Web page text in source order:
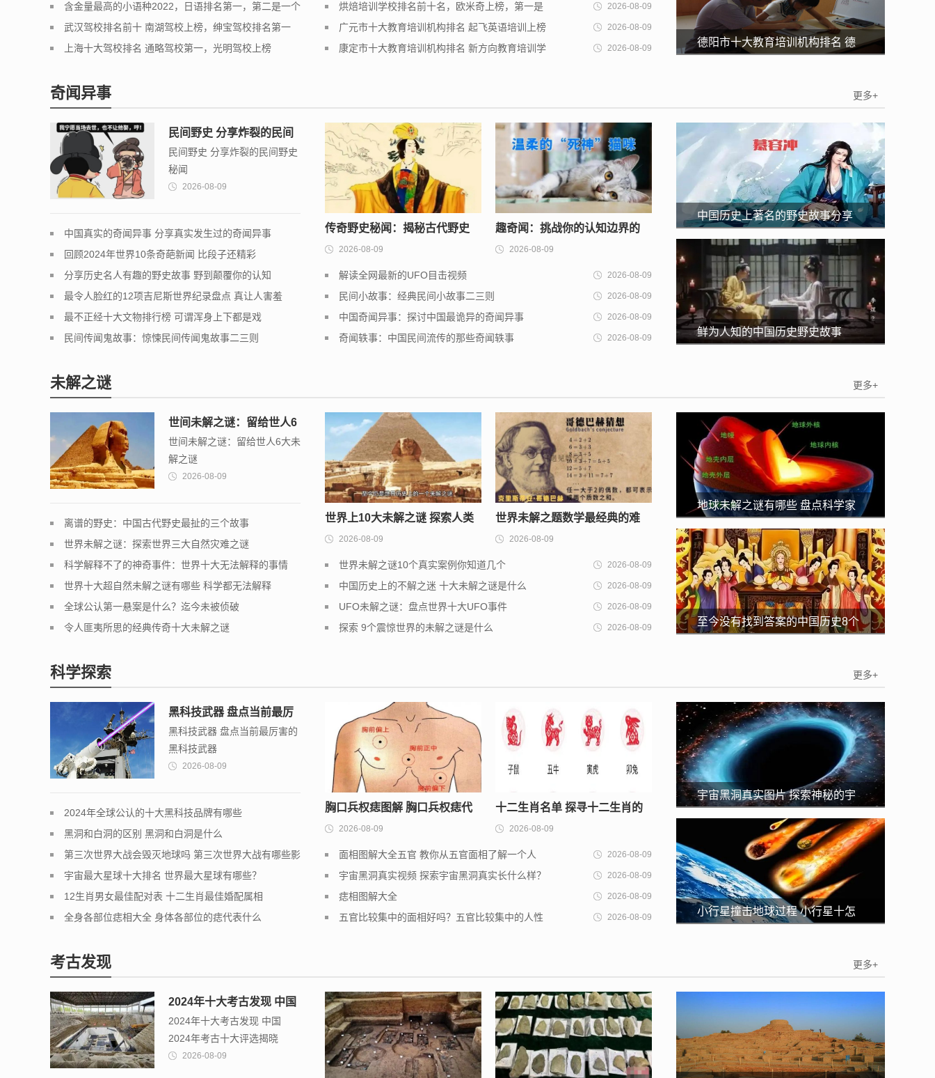
十名
含金量最高的小语种2022，日语排名第一，第二是一个
浪漫的语种
武汉驾校排名前十 南湖驾校上榜，绅宝驾校排名第一
上海十大驾校排名 通略驾校第一，光明驾校上榜
二在中国仅有不到900人
2026-08-09
烘焙培训学校排名前十名，欧米奇上榜，第一是
诞生于法国
2026-08-09
广元市十大教育培训机构排名 起飞英语培训上榜
第五提高注意力
2026-08-09
康定市十大教育培训机构排名 新方向教育培训学
德阳市十大教育培训机构排名 德
奇闻异事 更多+
民间野史 分享炸裂的民间
野史秘闻
民间野史 分享炸裂的民间野史
秘闻
2026-08-09
中国真实的奇闻异事 分享真实发生过的奇闻异事
回顾2024年世界10条奇葩新闻 比段子还精彩
分享历史名人有趣的野史故事 野到颠覆你的认知
最令人脸红的12项吉尼斯世界纪录盘点 真让人害羞
最不正经十大文物排行榜 可谓浑身上下都是戏
民间传闻鬼故事：惊悚民间传闻鬼故事二三则
传奇野史秘闻：揭秘古代野史
中的惊天秘闻
2026-08-09
趣奇闻：挑战你的认知边界的
奇闻趣事分享
2026-08-09
2026-08-09
解读全网最新的UFO目击视频
2026-08-09
民间小故事：经典民间小故事二三则
2026-08-09
中国奇闻异事：探讨中国最诡异的奇闻异事
2026-08-09
奇闻轶事：中国民间流传的那些奇闻轶事
中国历史上著名的野史故事分享
鲜为人知的中国历史野史故事
未解之谜 更多+
世间未解之谜：留给世人6
大未解之谜
世间未解之谜：留给世人6大未
解之谜
2026-08-09
离谱的野史：中国古代野史最扯的三个故事
世界未解之谜：探索世界三大自然灾难之谜
科学解释不了的神奇事件：世界十大无法解释的事情
世界十大超自然未解之谜有哪些 科学都无法解释
全球公认第一悬案是什么？迄今未被侦破
令人匪夷所思的经典传奇十大未解之谜
世界上10大未解之谜 探索人类
至今未解的难题
2026-08-09
世界未解之题数学最经典的难
题排行榜
2026-08-09
2026-08-09
世界未解之谜10个真实案例你知道几个
2026-08-09
中国历史上的不解之迷 十大未解之谜是什么
2026-08-09
UFO未解之谜：盘点世界十大UFO事件
2026-08-09
探索 9个震惊世界的未解之谜是什么
地球未解之谜有哪些 盘点科学家
无法解释的地球未解之谜
至今没有找到答案的中国历史8个
科学探索 更多+
黑科技武器 盘点当前最厉
害的黑科技武器
黑科技武器 盘点当前最厉害的
黑科技武器
2026-08-09
2024年全球公认的十大黑科技品牌有哪些
黑洞和白洞的区别 黑洞和白洞是什么
第三次世界大战会毁灭地球吗 第三次世界大战有哪些影
响
宇宙最大星球十大排名 世界最大星球有哪些？
12生肖男女最佳配对表 十二生肖最佳婚配属相
全身各部位痣相大全 身体各部位的痣代表什么
胸口兵权痣图解 胸口兵权痣代
表什么
2026-08-09
十二生肖名单 探寻十二生肖的
象征意义
2026-08-09
2026-08-09
面相图解大全五官 教你从五官面相了解一个人
2026-08-09
宇宙黑洞真实视频 探索宇宙黑洞真实长什么样？
2026-08-09
痣相图解大全
2026-08-09
五官比较集中的面相好吗？五官比较集中的人性
宇宙黑洞真实图片 探索神秘的宇
宙黑洞
小行星撞击地球过程 小行星十怎
考古发现 更多+
2024年十大考古发现 中国
2024年考古十大评选揭晓
2024年十大考古发现 中国
2024年考古十大评选揭晓
2026-08-09